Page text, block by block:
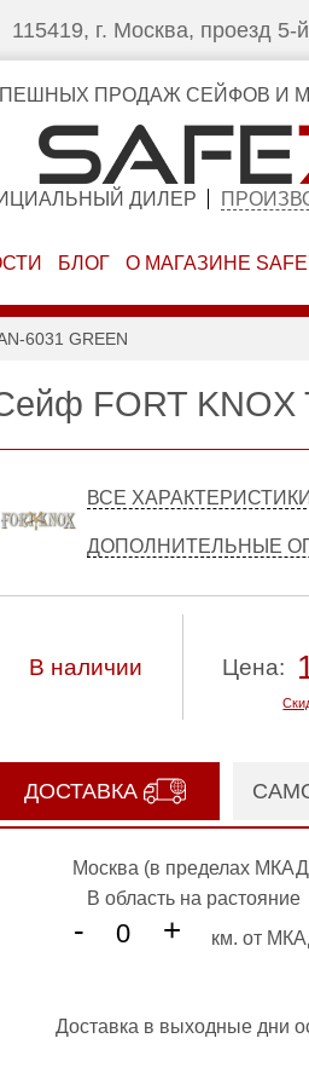
115419, г. Москва, проезд 5-
ПРОДАЖ СЕЙФОВ И
ДИЛЕР
БЛОГ О МАГАЗИНЕ
6031 GREEN
FORT KNOX
ВСЕ ХАРАКТЕРИСТИКИ
ДОПОЛНИТЕЛЬНЫЕ
В наличии Цена:
ДОСТАВКА
Москва (в пределах
В область на растояние
- + км. от
Доставка в выходные дни